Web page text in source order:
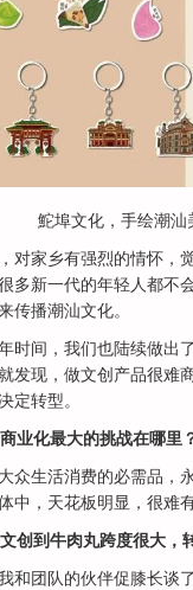
鮀埠文化，手绘潮汕
对家乡有强烈的情怀，
多新一代的年轻人都不
传播潮汕文化。
时间，我们也陆续做出
发现，做文创产品很难
定转型。
业化最大的挑战在哪里
众生活消费的必需品，
中，天花板明显，很难
创到牛肉丸跨度很大，
和团队的伙伴促膝长谈